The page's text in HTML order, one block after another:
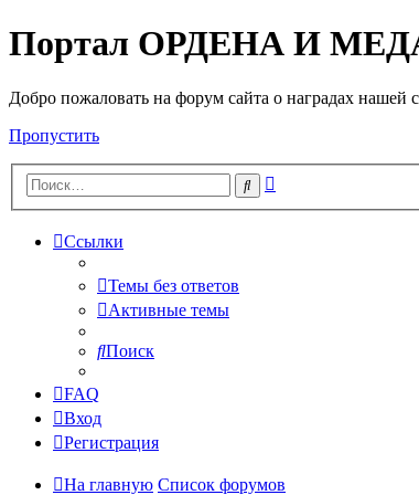
Портал ОРДЕНА И
Добро пожаловать на форум сайта о наградах нашей
Пропустить
Поиск
Ссылки
Темы без ответов
Активные темы
Поиск
FAQ
Вход
Регистрация
На главную Список форумов